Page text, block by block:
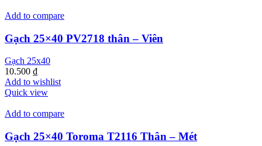
Add to compare
Gạch 25×40 PV2718 thân – Viên
Gạch 25x40
10.500 ₫
Add to wishlist
Quick view
Add to compare
Gạch 25×40 Toroma T2116 Thân – Mét